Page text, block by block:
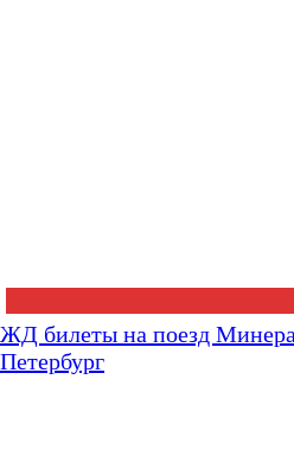
ЖД билеты на поезд
Петербург